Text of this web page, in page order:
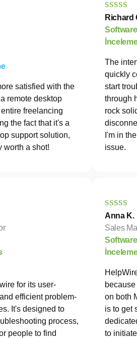
satisfied with the
remote desktop
freelancing
the fact that it's a
support solution,
worth a shot!
Richard
The
quickly
start
through
rock
I'm in
issue.
for its user-
efficient problem-
It's designed to
process,
people to find
Anna K.
Sales
on both
is to get
to